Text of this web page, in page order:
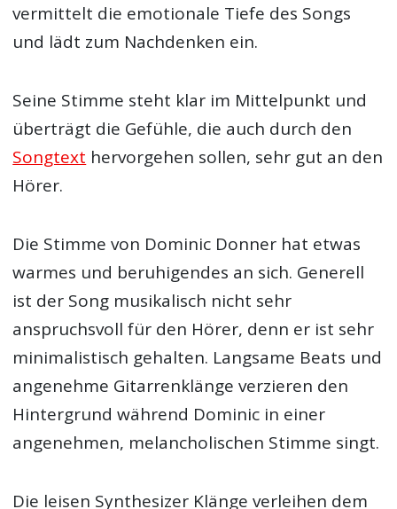
vermittelt die emotionale Tiefe des Songs
und lädt zum Nachdenken ein.
Seine Stimme steht klar im Mittelpunkt und
überträgt die Gefühle, die auch durch den
Songtext hervorgehen sollen, sehr gut an den
Hörer.
Die Stimme von Dominic Donner hat etwas
warmes und beruhigendes an sich. Generell
ist der Song musikalisch nicht sehr
anspruchsvoll für den Hörer, denn er ist sehr
minimalistisch gehalten. Langsame Beats und
angenehme Gitarrenklänge verzieren den
Hintergrund während Dominic in einer
angenehmen, melancholischen Stimme singt.
Die leisen Synthesizer Klänge verleihen dem